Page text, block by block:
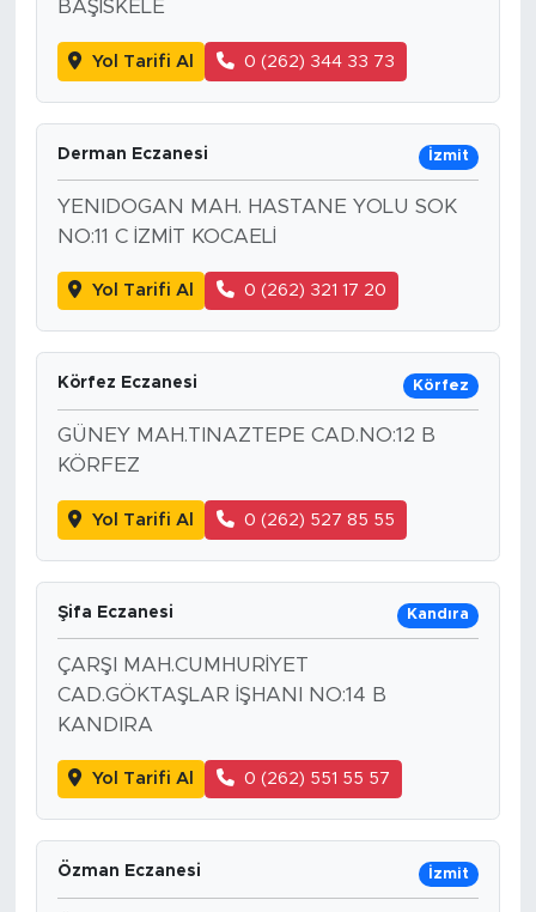
BAŞİSKELE
Yol Tarifi Al 0 (262) 344 33 73
Derman Eczanesi İzmit
YENIDOGAN MAH. HASTANE YOLU SOK
NO:11 C İZMİT KOCAELİ
Yol Tarifi Al 0 (262) 321 17 20
Körfez Eczanesi Körfez
GÜNEY MAH.TINAZTEPE CAD.NO:12 B
KÖRFEZ
Yol Tarifi Al 0 (262) 527 85 55
Şifa Eczanesi Kandıra
ÇARŞI MAH.CUMHURİYET
CAD.GÖKTAŞLAR İŞHANI NO:14 B
KANDIRA
Yol Tarifi Al 0 (262) 551 55 57
Özman Eczanesi İzmit